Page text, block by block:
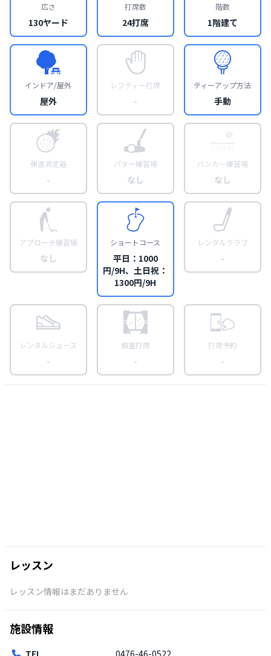
広さ
130ヤード
打席数
24打席
階数
1階建て
インドア/屋外
屋外
レフティー打席
-
ティーアップ方法
手動
弾道測定器
-
パター練習場
なし
バンカー練習場
なし
アプローチ練習場
なし
ショートコース
平日：1000
円/9H、土日祝：
1300円/9H
レンタルクラブ
-
レンタルシューズ
-
個室打席
-
打席予約
-
レッスン
レッスン情報はまだありません
施設情報
TEL 0476-46-0522